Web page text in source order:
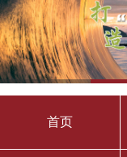
首页